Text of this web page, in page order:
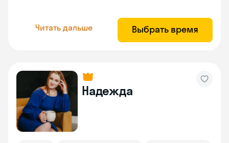
Читать дальше Выбрать время
Надежда